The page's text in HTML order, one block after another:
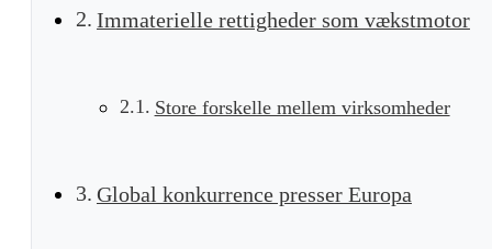
Immaterielle rettigheder som vækstmotor
Store forskelle mellem virksomheder
Global konkurrence presser Europa